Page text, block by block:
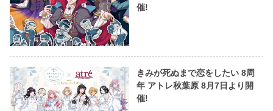
催!
きみが死ぬまで恋をしたい 8周
年 アトレ秋葉原 8月7日より開
催!